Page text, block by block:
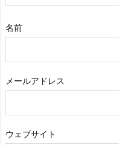
名前
メールアドレス
ウェブサイト